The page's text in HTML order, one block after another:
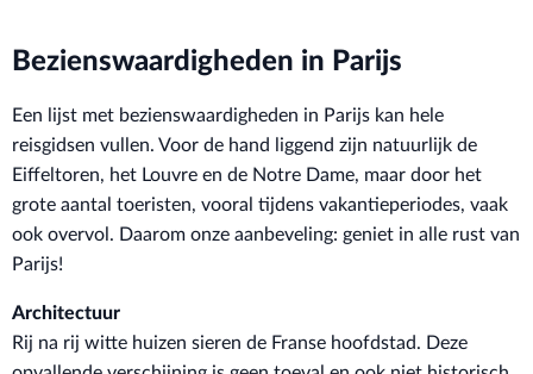
Bezienswaardigheden in Parijs
Een lijst met bezienswaardigheden in Parijs kan hele
reisgidsen vullen. Voor de hand liggend zijn natuurlijk de
Eiffeltoren, het Louvre en de Notre Dame, maar door het
grote aantal toeristen, vooral tijdens vakantieperiodes, vaak
ook overvol. Daarom onze aanbeveling: geniet in alle rust van
Parijs!
Architectuur
Rij na rij witte huizen sieren de Franse hoofdstad. Deze